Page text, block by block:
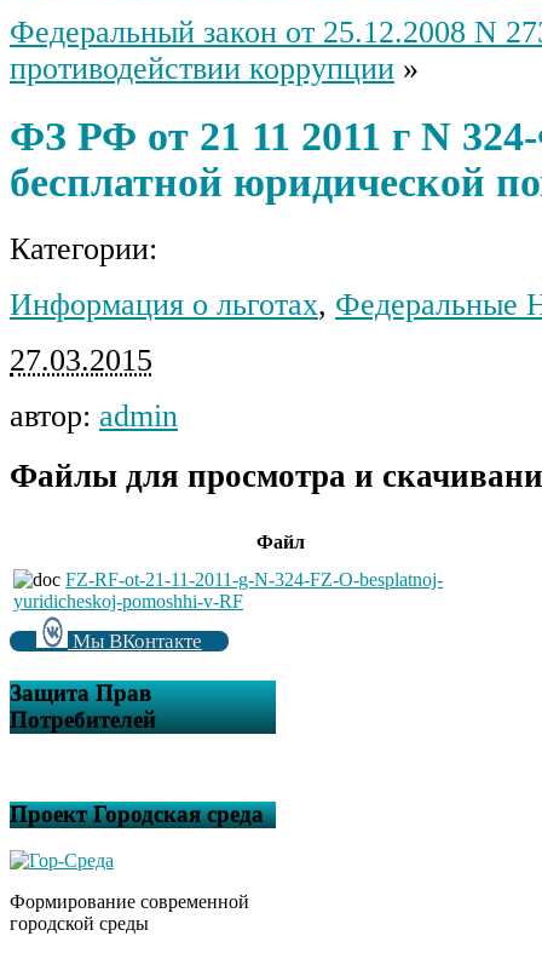
Федеральный закон от 25.12.2008 N
противодействии коррупции »
ФЗ РФ от 21 11 2011 г N
бесплатной юридической
Категории:
Информация о льготах, Федеральные
27.03.2015
автор: admin
Файлы для просмотра и
Файл
FZ-RF-ot-21-11-2011-g-N-324-FZ-O-besplatnoj-
yuridicheskoj-pomoshhi-v-RF
Мы ВКонтакте
Защита Прав
Потребителей
Проект Городская среда
Формирование современной
городской среды